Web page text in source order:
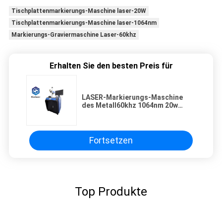
Tischplattenmarkierungs-Maschine laser-20W
Tischplattenmarkierungs-Maschine laser-1064nm
Markierungs-Graviermaschine Laser-60khz
Erhalten Sie den besten Preis für
LASER-Markierungs-Maschine
des Metall60khz 1064nm 20w
Fortsetzen
Top Produkte